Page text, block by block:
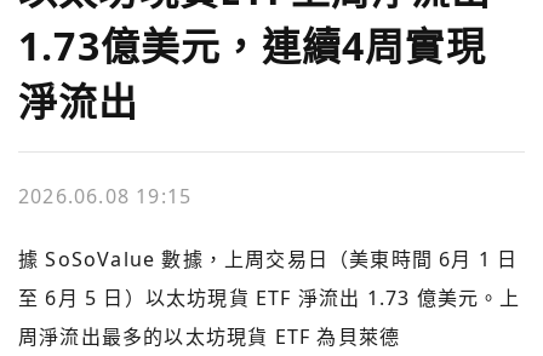
1.73億美元，連續4周實現
淨流出
2026.06.08 19:15
據 SoSoValue 數據，上周交易日（美東時間 6月 1 日
至 6月 5 日）以太坊現貨 ETF 淨流出 1.73 億美元。上
周淨流出最多的以太坊現貨 ETF 為貝萊德